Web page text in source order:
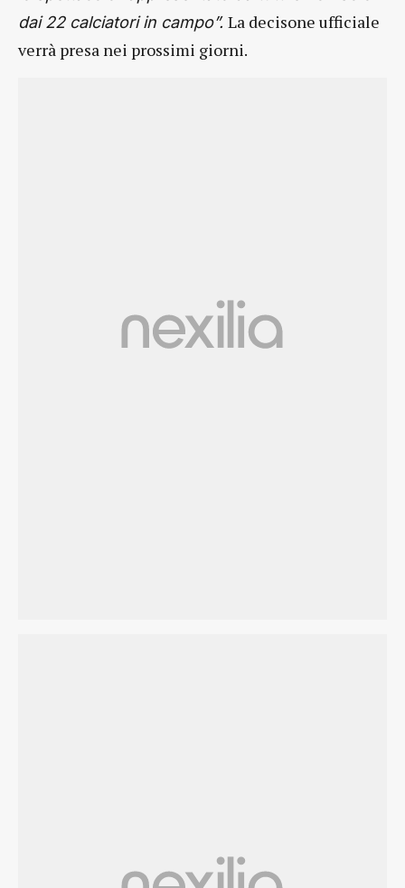
dai 22 calciatori in campo”. La decisone ufficiale
verrà presa nei prossimi giorni.